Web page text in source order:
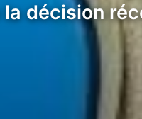
décision